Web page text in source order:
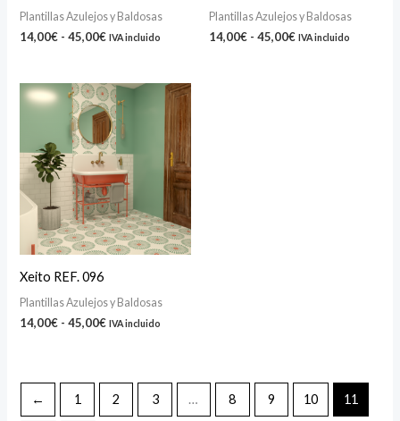
Plantillas Azulejos y Baldosas
14,00€ - 45,00€ IVA incluido
Plantillas Azulejos y Baldosas
14,00€ - 45,00€ IVA incluido
Xeito REF. 096
Plantillas Azulejos y Baldosas
14,00€ - 45,00€
Rango
de
precios:
desde
14,00€
hasta
45,00€
IVA incluido
← 1 2 3 … 8 9 10 11